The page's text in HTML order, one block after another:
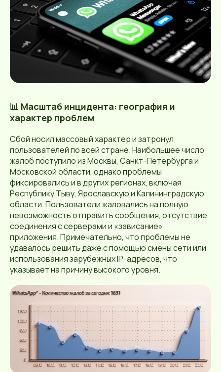
📊 Масштаб инцидента: география и
характер проблем
Сбой носил массовый характер и затронул
пользователей по всей стране. Наибольшее число
жалоб поступило из Москвы, Санкт-Петербурга и
Московской области, однако проблемы
фиксировались и в других регионах, включая
Республику Тыву, Ярославскую и Калининградскую
области. Пользователи жаловались на полную
невозможность отправить сообщения, отсутствие
соединения с серверами и «зависание»
приложения. Примечательно, что проблемы не
удавалось решить даже с помощью смены сети или
использования зарубежных IP-адресов, что
указывает на причину высокого уровня.